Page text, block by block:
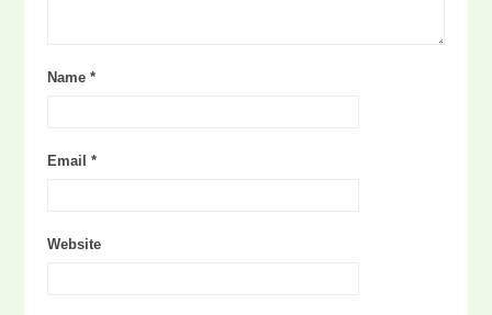
Name *
Email *
Website